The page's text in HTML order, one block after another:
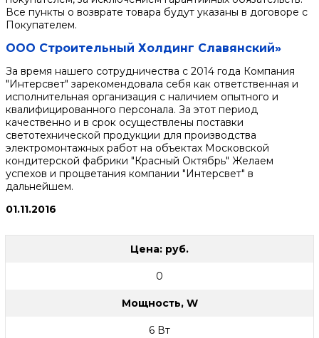
Все пункты о возврате товара будут указаны в договоре с
Покупателем.
ООО Строительный Холдинг Славянский»
За время нашего сотрудничества с 2014 года Компания
"Интерсвет" зарекомендовала себя как ответственная и
исполнительная организация с наличием опытного и
квалифицированного персонала. За этот период
качественно и в срок осуществлены поставки
светотехнической продукции для производства
электромонтажных работ на объектах Московской
кондитерской фабрики "Красный Октябрь" Желаем
успехов и процветания компании "Интерсвет" в
дальнейшем.
01.11.2016
Цена: руб.
0
Мощность, W
6 Вт